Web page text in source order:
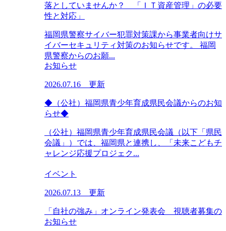
落としていませんか？ 「ＩＴ資産管理」の必要
性と対応」
福岡県警察サイバー犯罪対策課から事業者向けサ
イバーセキュリティ対策のお知らせです。 福岡
県警察からのお願...
お知らせ
2026.07.16 更新
◆（公社）福岡県青少年育成県民会議からのお知
らせ◆
（公社）福岡県青少年育成県民会議（以下「県民
会議」）では、福岡県と連携し、「未来こどもチ
ャレンジ応援プロジェク...
イベント
2026.07.13 更新
「自社の強み」オンライン発表会 視聴者募集の
お知らせ